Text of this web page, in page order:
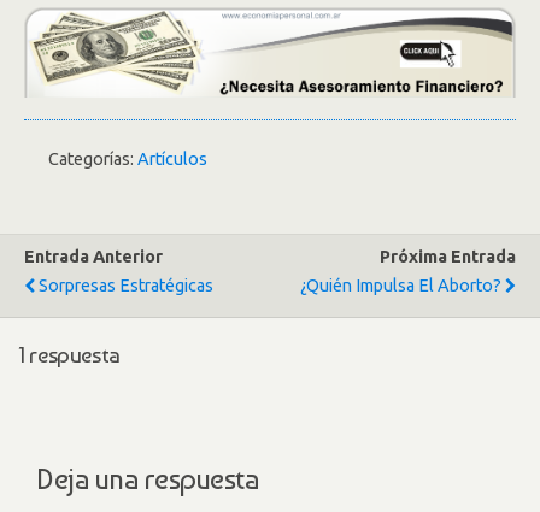
Categorías: Artículos
Entrada Anterior
Sorpresas Estratégicas
Próxima Entrada
¿Quién Impulsa El Aborto?
1 respuesta
Deja una respuesta